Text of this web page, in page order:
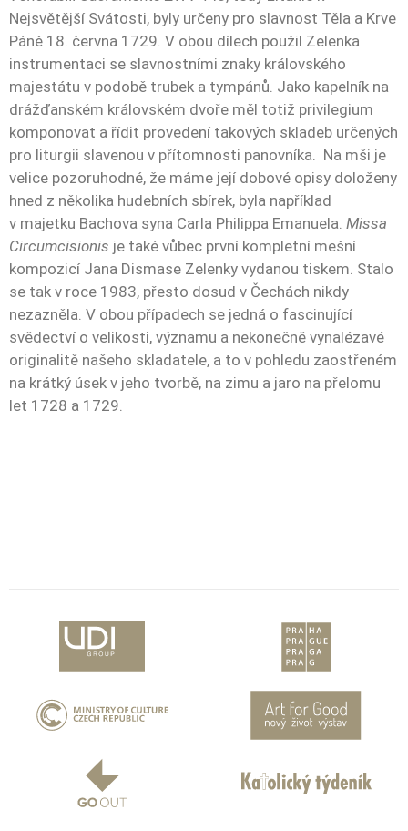
Nejsvětější Svátosti, byly určeny pro slavnost Těla a Krve
Páně 18. června 1729. V obou dílech použil Zelenka
instrumentaci se slavnostními znaky královského
majestátu v podobě trubek a tympánů. Jako kapelník na
drážďanském královském dvoře měl totiž privilegium
komponovat a řídit provedení takových skladeb určených
pro liturgii slavenou v přítomnosti panovníka. Na mši je
velice pozoruhodné, že máme její dobové opisy doloženy
hned z několika hudebních sbírek, byla například
v majetku Bachova syna Carla Philippa Emanuela. Missa
Circumcisionis je také vůbec první kompletní mešní
kompozicí Jana Dismase Zelenky vydanou tiskem. Stalo
se tak v roce 1983, přesto dosud v Čechách nikdy
nezazněla. V obou případech se jedná o fascinující
svědectví o velikosti, významu a nekonečně vynalézavé
originalitě našeho skladatele, a to v pohledu zaostřeném
na krátký úsek v jeho tvorbě, na zimu a jaro na přelomu
let 1728 a 1729.